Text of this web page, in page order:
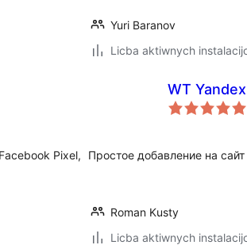
Yuri Baranov
Licba aktiwnych
Pixel,
WT
Простое добавление на
Roman Kusty
Licba aktiwnych